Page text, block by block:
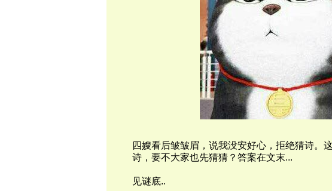
四嫂看后皱皱眉，说我没安好心，拒绝猜诗。
诗，要不大家也先猜猜？答案在文末...
见谜底..